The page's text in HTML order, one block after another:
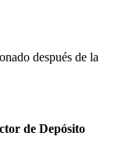
después de la
de Depósito